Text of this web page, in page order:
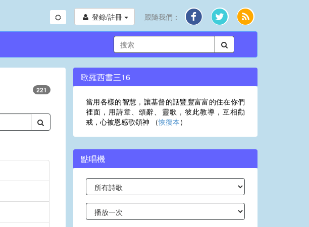
登錄/註冊 跟隨我們：
221
歌羅西書三16
當用各樣的智慧，讓基督的話豐豐富富的住在你們
裡面，用詩章、頌辭、靈歌，彼此教導，互相勸
戒，心被恩感歌頌神 （恢復本）
點唱機